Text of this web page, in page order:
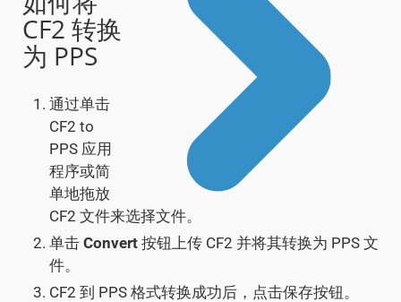
CF2 转换
为 PPS
通过单击
CF2 to
PPS 应用
程序或简
单地拖放
CF2 文件来选择文件。
单击 Convert 按钮上传 CF2 并将其转换为 PPS 文
件。
CF2 到 PPS 格式转换成功后，点击保存按钮。